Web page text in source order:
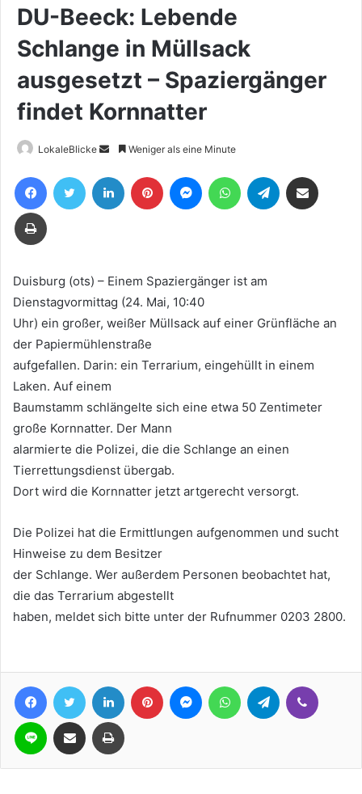
DU-Beeck: Lebende
Schlange in Müllsack
ausgesetzt – Spaziergänger
findet Kornnatter
LokaleBlicke
Sende
eine
E-
Weniger als eine Minute
FacebookTwitter LinkedIn Pinterest MessengerWhatsAppTelegram
Drucken
Duisburg (ots) – Einem Spaziergänger ist am
Dienstagvormittag (24. Mai, 10:40
Uhr) ein großer, weißer Müllsack auf einer Grünfläche an
der Papiermühlenstraße
aufgefallen. Darin: ein Terrarium, eingehüllt in einem
Laken. Auf einem
Baumstamm schlängelte sich eine etwa 50 Zentimeter
große Kornnatter. Der Mann
alarmierte die Polizei, die die Schlange an einen
Tierrettungsdienst übergab.
Dort wird die Kornnatter jetzt artgerecht versorgt.
Die Polizei hat die Ermittlungen aufgenommen und sucht
Hinweise zu dem Besitzer
der Schlange. Wer außerdem Personen beobachtet hat,
die das Terrarium abgestellt
haben, meldet sich bitte unter der Rufnummer 0203 2800.
FacebookTwitter LinkedIn Pinterest MessengerWhatsAppTelegram
Line Teile per E-Mail Drucken